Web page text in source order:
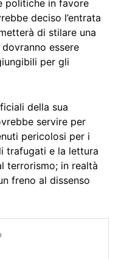
politiche in favore
deciso l’entrata
di stilare una
essere
per gli
della sua
servire per
pericolosi per i
trafugati e la lettura
terrorismo; in realtà
freno al dissenso